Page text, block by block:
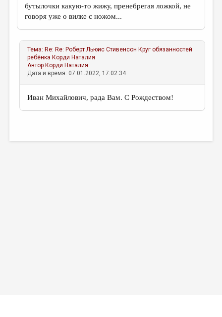
бутылочки какую-то жижу, пренебрегая ложкой, не
говоря уже о вилке с ножом...
Тема: Re: Re: Роберт Льюис Стивенсон Круг обязанностей
ребёнка Корди Наталия
Автор Корди Наталия
Дата и время: 07.01.2022, 17:02:34
Иван Михайлович, рада Вам. С Рождеством!